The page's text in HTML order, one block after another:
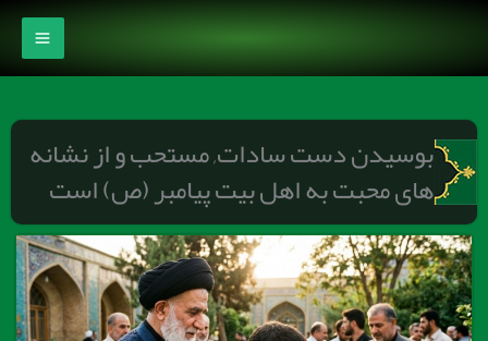
محتوا
بوسیدن دست سادات, مستحب و از نشانه
های محبت به اهل بیت پیامبر (ص) است